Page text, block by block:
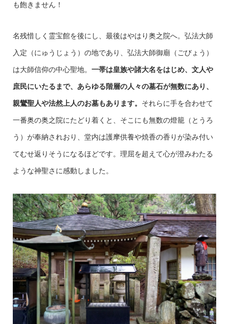
も飽きません！
名残惜しく霊宝館を後にし、最後はやはり奥之院へ。弘法大師
入定（にゅうじょう）の地であり、弘法大師御廟（ごびょう）
は大師信仰の中心聖地。 一帯は皇族や諸大名をはじめ、文人や
庶民にいたるまで、あらゆる階層の人々の墓石が無数にあり、
親鸞聖人や法然上人のお墓もあります。 それらに手を合わせて
一番奥の奥之院にたどり着くと、そこにも無数の燈籠（とうろ
う）が奉納されおり、堂内は護摩供養や焼香の香りが染み付い
てむせ返りそうになるほどです。理屈を超えて心が澄みわたる
ような神聖さに感動しました。